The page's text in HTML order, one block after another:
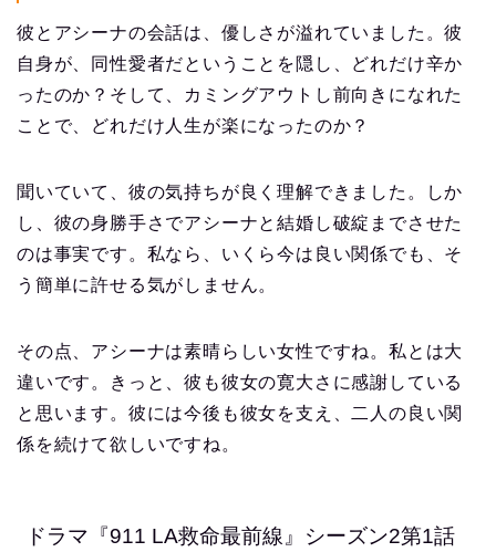
彼とアシーナの会話は、優しさが溢れていました。彼
自身が、同性愛者だということを隠し、どれだけ辛か
ったのか？そして、カミングアウトし前向きになれた
ことで、どれだけ人生が楽になったのか？
聞いていて、彼の気持ちが良く理解できました。しか
し、彼の身勝手さでアシーナと結婚し破綻までさせた
のは事実です。私なら、いくら今は良い関係でも、そ
う簡単に許せる気がしません。
その点、アシーナは素晴らしい女性ですね。私とは大
違いです。きっと、彼も彼女の寛大さに感謝している
と思います。彼には今後も彼女を支え、二人の良い関
係を続けて欲しいですね。
ドラマ『911 LA救命最前線』シーズン2第1話